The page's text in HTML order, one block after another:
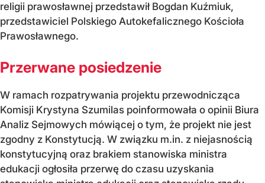
religii prawosławnej przedstawił Bogdan Kuźmiuk,
przedstawiciel Polskiego Autokefalicznego Kościoła
Prawosławnego.
Przerwane posiedzenie
W ramach rozpatrywania projektu przewodnicząca
Komisji Krystyna Szumilas poinformowała o opinii Biura
Analiz Sejmowych mówiącej o tym, że projekt nie jest
zgodny z Konstytucją. W związku m.in. z niejasnością
konstytucyjną oraz brakiem stanowiska ministra
edukacji ogłosiła przerwę do czasu uzyskania